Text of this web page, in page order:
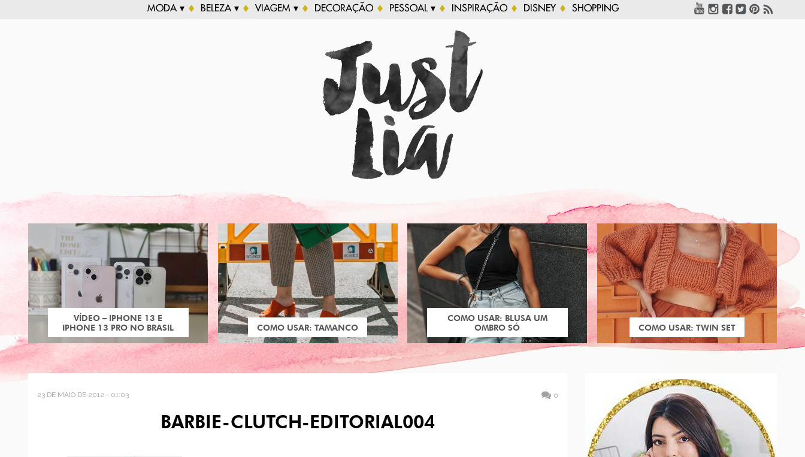
MODA ▾ BELEZA ▾ VIAGEM ▾ DECORAÇÃO PESSOAL ▾ INSPIRAÇÃO DISNEY SHOPPING
VÍDEO – IPHONE 13 E
IPHONE 13 PRO NO BRASIL
COMO USAR: TAMANCO
COMO USAR: BLUSA UM
OMBRO SÓ
COMO USAR: TWIN SET
23 DE MAIO DE 2012 - 01:03 0
BARBIE-CLUTCH-EDITORIAL004